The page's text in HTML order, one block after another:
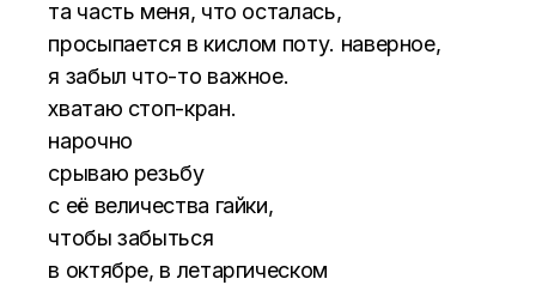
та часть меня, что осталась,
просыпается в кислом поту. наверное,
я забыл что-то важное.
хватаю стоп-кран.
нарочно
срываю резьбу
с её величества гайки,
чтобы забыться
в октябре, в летаргическом